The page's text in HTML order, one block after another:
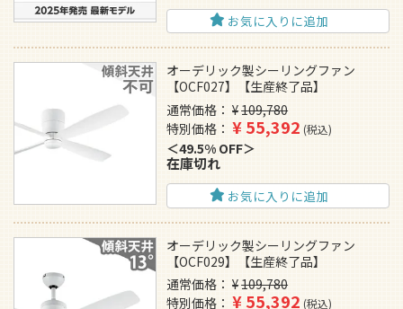
お気に入りに追加
オーデリック製シーリングファン
【OCF027】【生産終了品】
通常価格
¥109,780
特別価格
¥55,392 税込
49.5% OFF
在庫切れ
お気に入りに追加
オーデリック製シーリングファン
【OCF029】【生産終了品】
通常価格
¥109,780
特別価格
¥55,392 税込